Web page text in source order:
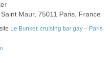
Maur, 75011 Paris, France
Le Bunker, cruising bar gay – Paris